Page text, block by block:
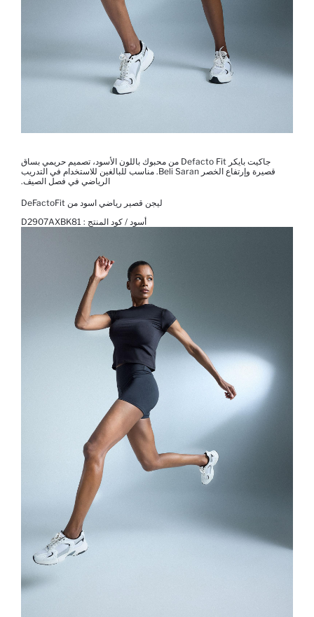
جاكيت بايكر Defacto Fit من محبوك باللون الأسود، تصميم حريمي بساق
قصيرة وإرتفاع الخصر Beli Saran. مناسب للبالغين للاستخدام في التدريب
الرياضي في فصل الصيف.
ليجن قصير رياضي اسود من DeFactoFit
أسود / كود المنتج : D2907AXBK81